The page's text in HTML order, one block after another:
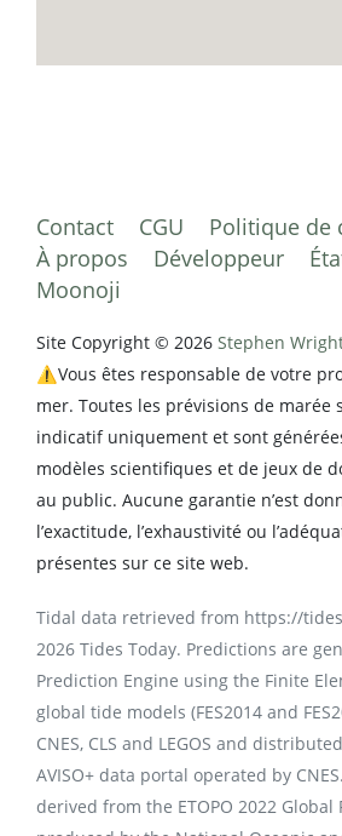
Contact CGU
Politique de
À propos
Développeur
Moonoji
Site Copyright © 2026 Stephen
⚠️Vous êtes responsable de votre
mer. Toutes les prévisions de
indicatif uniquement et sont
modèles scientifiques et de jeux de
au public. Aucune garantie n’est
l’exactitude, l’exhaustivité ou
présentes sur ce site web.
Tidal data retrieved from https://
2026 Tides Today. Predictions are
Prediction Engine using the Finite
global tide models (FES2014 and
CNES, CLS and LEGOS and
AVISO+ data portal operated by
derived from the ETOPO 2022 Global